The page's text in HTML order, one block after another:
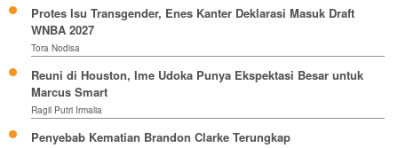
Protes Isu Transgender, Enes Kanter Deklarasi Masuk Draft
WNBA 2027
Tora Nodisa
Reuni di Houston, Ime Udoka Punya Ekspektasi Besar untuk
Marcus Smart
Ragil Putri Irmalia
Penyebab Kematian Brandon Clarke Terungkap